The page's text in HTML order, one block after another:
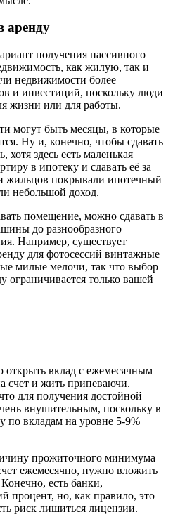
аренду
получения пассивного
как жилую, так и
недвижимости более
и инвестиций, поскольку люди
жизни или для работы.
могут быть месяцы, в которые
Ну и, конечно, чтобы сдавать
здесь есть маленькая
в ипотеку и сдавать её за
жильцов покрывали ипотечный
небольшой доход.
помещение, можно сдавать в
до разнообразного
Например, существует
для фотосессий винтажные
милые мелочи, так что выбор
ограничивается только вашей
открыть вклад с ежемесячным
счет и жить припеваючи.
для получения достойной
внушительным, поскольку в
по вкладам на уровне 5-9%
прожиточного минимума
ежемесячно, нужно вложить
есть банки,
процент, но, как правило, это
риск лишиться лицензии.